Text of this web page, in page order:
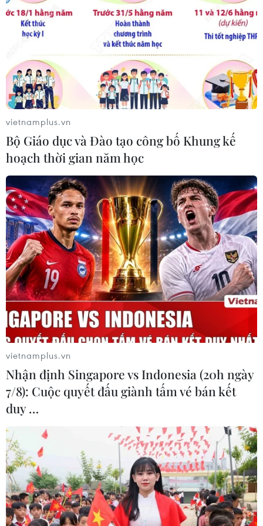
giải giáp Hezbollah tại Nam Liban
04/08/2026 22:42
Iran-Oman đàm phán thiết lập tuyến
hàng hải mới qua eo biển Hormuz
Cố vấn quân sự Iran tiết lộ
sốc, tuyên bố hàng trăm binh sĩ Mỹ
đã thiệt mạng
04/08/2026 15:51
Liban và Israel nối lại đàm phán trực
tiếp về giải giáp Hezbollah
04/08/2026 14:56
Israel và Hội đồng Hòa bình thảo
luận giải giáp vũ khí tại Gaza
Iran đề xuất thành lập liên minh an
ninh giữa các nước Hồi giáo trong
khu vực
04/08/2026 03:21
Iran ra điều kiện gì với Mỹ
trước khi mở lại Eo biển Hormuz?
vietnamplus.vn
Bộ Giáo dục và Đào tạo công bố Khung kế
hoạch thời gian năm học
vietnamplus.vn
Nhận định Singapore vs Indonesia (20h ngày
7/8): Cuộc quyết đấu giành tấm vé bán kết
duy …